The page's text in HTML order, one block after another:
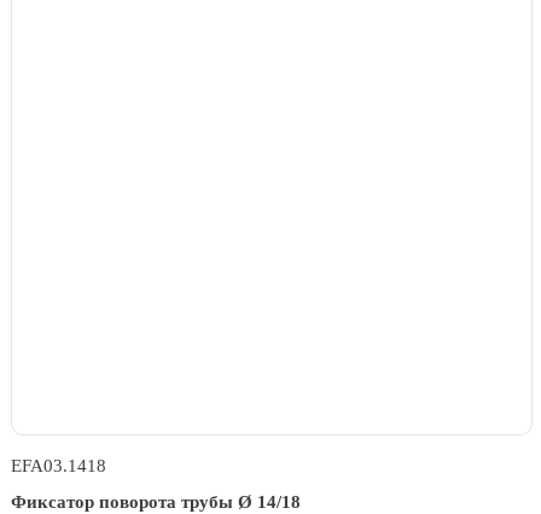
EFA03.1418
Фиксатор поворота трубы Ø 14/18